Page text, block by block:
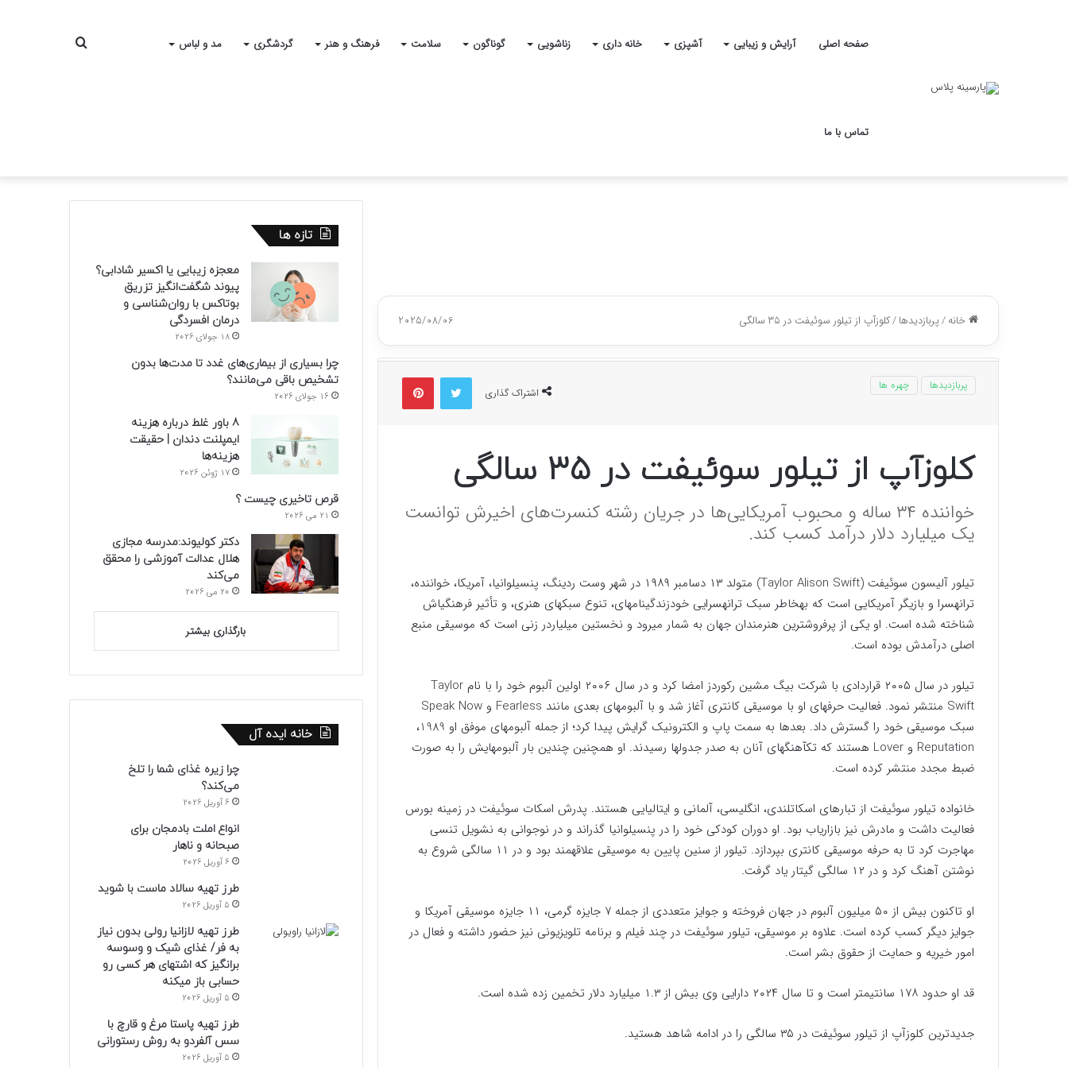
صفحه اصلی آرایش و زیبایی آشپزی خانه داری زناشویی گوناگون سلامت فرهنگ و هنر گردشگری مد و لباس
تماس با ما
جستجو
خانه/پربازدیدها/کلوزآپ از تیلور سوئیفت در ۳۵ سالگی 2025/08/06
اشتراک گذاری
توییتر پینتریست
پربازدیدها چهره ها
کلوزآپ از تیلور سوئیفت در ۳۵ سالگی
خواننده ۳۴ ساله و محبوب آمریکایی‌ها در جریان رشته کنسرت‌های اخیرش توانست
یک میلیارد دلار درآمد کسب کند.
تیلور آلیسون سوئیفت (Taylor Alison Swift) متولد ۱۳ دسامبر ۱۹۸۹ در شهر وست ردینگ، پنسیلوانیا، آمریکا، خواننده،
ترانهسرا و بازیگر آمریکایی است که بهخاطر سبک ترانهسرایی خودزندگینامهای، تنوع سبکهای هنری، و تأثیر فرهنگیاش
شناخته شده است. او یکی از پرفروشترین هنرمندان جهان به شمار میرود و نخستین میلیاردر زنی است که موسیقی منبع
اصلی درآمدش بوده است.
تیلور در سال ۲۰۰۵ قراردادی با شرکت بیگ مشین رکوردز امضا کرد و در سال ۲۰۰۶ اولین آلبوم خود را با نام Taylor
Swift منتشر نمود. فعالیت حرفهای او با موسیقی کانتری آغاز شد و با آلبومهای بعدی مانند Fearless و Speak Now
سبک موسیقی خود را گسترش داد. بعدها به سمت پاپ و الکترونیک گرایش پیدا کرد؛ از جمله آلبومهای موفق او 1989،
Reputation و Lover هستند که تکآهنگهای آنان به صدر جدولها رسیدند. او همچنین چندین بار آلبومهایش را به صورت
ضبط مجدد منتشر کرده است.
خانواده تیلور سوئیفت از تبارهای اسکاتلندی، انگلیسی، آلمانی و ایتالیایی هستند. پدرش اسکات سوئیفت در زمینه بورس
فعالیت داشت و مادرش نیز بازاریاب بود. او دوران کودکی خود را در پنسیلوانیا گذراند و در نوجوانی به نشویل تنسی
مهاجرت کرد تا به حرفه موسیقی کانتری بپردازد. تیلور از سنین پایین به موسیقی علاقهمند بود و در ۱۱ سالگی شروع به
نوشتن آهنگ کرد و در ۱۲ سالگی گیتار یاد گرفت.
او تاکنون بیش از ۵۰ میلیون آلبوم در جهان فروخته و جوایز متعددی از جمله ۷ جایزه گرمی، ۱۱ جایزه موسیقی آمریکا و
جوایز دیگر کسب کرده است. علاوه بر موسیقی، تیلور سوئیفت در چند فیلم و برنامه تلویزیونی نیز حضور داشته و فعال در
امور خیریه و حمایت از حقوق بشر است.
قد او حدود ۱۷۸ سانتیمتر است و تا سال ۲۰۲۴ دارایی وی بیش از ۱.۳ میلیارد دلار تخمین زده شده است.
جدیدترین کلوزآپ از تیلور سوئیفت در ۳۵ سالگی را در ادامه شاهد هستید.
تازه ها
معجزه زیبایی یا اکسیر شادابی؟
پیوند شگفت‌انگیز تزریق
بوتاکس با روان‌شناسی و
درمان افسردگی
18 جولای 2026
چرا بسیاری از بیماری‌های غدد تا مدت‌ها بدون
تشخیص باقی می‌مانند؟
16 جولای 2026
8 باور غلط درباره هزینه
ایمپلنت دندان | حقیقت
هزینه‌ها
17 ژوئن 2026
قرص تاخیری چیست ؟
21 می 2026
دکتر کولیوند:مدرسه مجازی
هلال عدالت آموزشی را محقق
می‌کند
20 می 2026
بارگذاری بیشتر
خانه ایده آل
چرا زیره غذای شما را تلخ
می‌کند؟
6 آوریل 2026
انواع املت بادمجان برای
صبحانه و ناهار
6 آوریل 2026
طرز تهیه سالاد ماست با شوید
5 آوریل 2026
طرز تهیه لازانیا رولی بدون نیاز
به فر/ غذای شیک و وسوسه
برانگیز که اشتهای هر کسی رو
حسابی باز میکنه
5 آوریل 2026
طرز تهیه پاستا مرغ و قارچ با
سس آلفردو به روش رستورانی
5 آوریل 2026